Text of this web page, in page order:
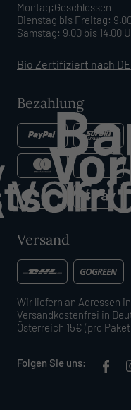
Montag:Geschlossen
Dienstag bis Freitag:
Samstag: 9.00 bis 14.00
Bio Zertifiziert nach
Bezahlung
Versand
Wir liefern an Adressen
Versandkostenfrei in
Österreich 15€ (pro
Folgen Sie uns: